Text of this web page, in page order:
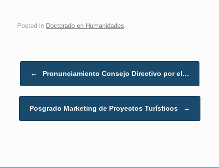
Posted in Doctorado en Humanidades
← Pronunciamiento Consejo Directivo por el…
Posgrado Marketing de Proyectos Turísticos →